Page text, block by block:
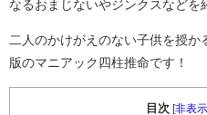
なるおまじないやジンクスなどを
二人のかけがえのない子供を授
版のマニアック四柱推命です！
目次 [非表示